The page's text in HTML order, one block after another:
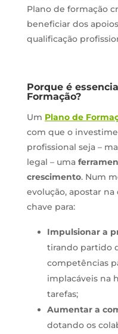
Plano de formação
beneficiar dos
qualificação
Porque é
Formação?
Um Plano de
com que o
profissional seja –
legal – uma
crescimento. Num
evolução, apostar
chave para:
Impulsionar a
tirando partido
competências
implacáveis na
tarefas;
Aumentar a
dotando os